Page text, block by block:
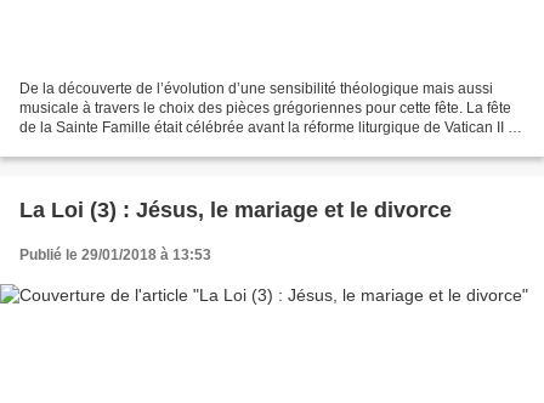
De la découverte de l’évolution d’une sensibilité théologique mais aussi
musicale à travers le choix des pièces grégoriennes pour cette fête. La fête
de la Sainte Famille était célébrée avant la réforme liturgique de Vatican II le
La Loi (3) : Jésus, le mariage et le divorce
Publié le 29/01/2018 à 13:53